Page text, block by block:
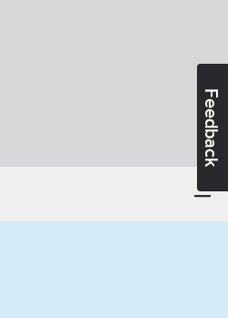
Feedback